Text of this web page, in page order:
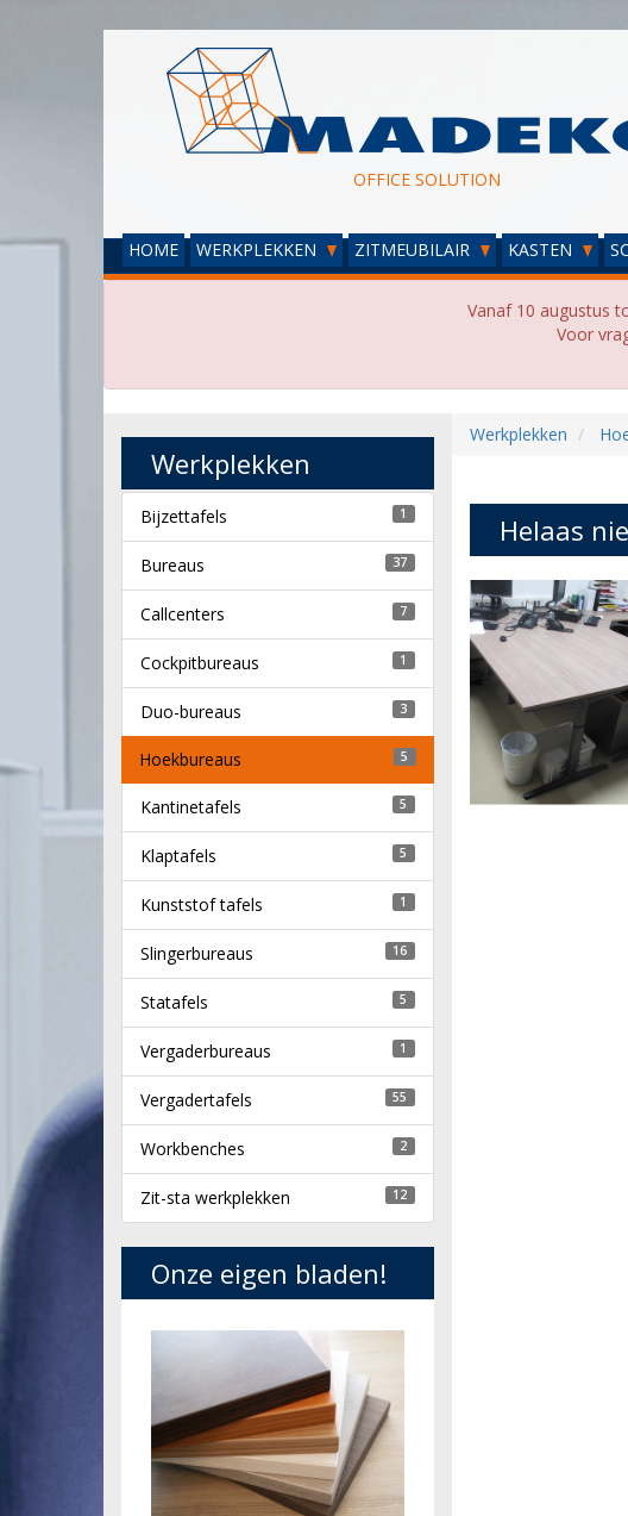
OFFICE SOLUTION
HOME WERKPLEKKEN ZITMEUBILAIR KASTEN
Vanaf 10 augustus
Voor
Werkplekken
Helaas
Werkplekken
Bijzettafels 1
Bureaus 37
Callcenters 7
Cockpitbureaus 1
Duo-bureaus 3
Hoekbureaus 5
Kantinetafels 5
Klaptafels 5
Kunststof tafels 1
Slingerbureaus 16
Statafels 5
Vergaderbureaus 1
Vergadertafels 55
Workbenches 2
Zit-sta werkplekken 12
Onze eigen bladen!